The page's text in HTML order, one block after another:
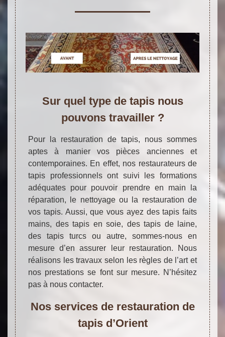
Sur quel type de tapis nous
pouvons travailler ?
Pour la restauration de tapis, nous sommes
aptes à manier vos pièces anciennes et
contemporaines. En effet, nos restaurateurs de
tapis professionnels ont suivi les formations
adéquates pour pouvoir prendre en main la
réparation, le nettoyage ou la restauration de
vos tapis. Aussi, que vous ayez des tapis faits
mains, des tapis en soie, des tapis de laine,
des tapis turcs ou autre, sommes-nous en
mesure d’en assurer leur restauration. Nous
réalisons les travaux selon les règles de l’art et
nos prestations se font sur mesure. N’hésitez
pas à nous contacter.
Nos services de restauration de
tapis d’Orient